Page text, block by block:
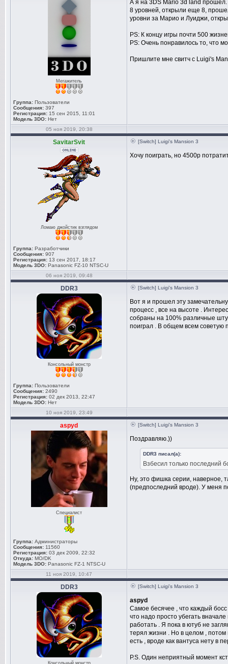
Мегажитель
Группа: Пользователи
Сообщения: 397
Регистрация: 15 сен 2015, 11:01
Модель 3DO: Нет
А я на 3DS Mario 3d land прошел.
8 уровней, открыли еще 8,
уровни за Марио и Луиджи,
PS: К концу игры почти 500
PS: Очень понравилось то, что
Пришлите мне свитч с Luigi's
05 ноя 2019, 20:38
SavitarSvit
Ломаю джойстик взглядом
Группа: Разработчики
Сообщения: 907
Регистрация: 13 сен 2017, 18:17
Модель 3DO: Panasonic FZ-10 NTSC-U
[Switch] Luigi's Mansion 3
Хочу поиграть, но 4500р
06 ноя 2019, 09:48
DDR3
Консольный монстр
Группа: Пользователи
Сообщения: 2490
Регистрация: 02 дек 2013, 22:47
Модель 3DO: Нет
[Switch] Luigi's Mansion 3
Вот я и прошел эту
процесс , все на высоте .
собраны на 100% различные
поиграл . В общем всем советую
10 ноя 2019, 23:49
aspyd
Специалист
Группа: Администраторы
Сообщения: 11560
Регистрация: 03 дек 2009, 22:32
Откуда: MO/DK
Модель 3DO: Panasonic FZ-1 NTSC-U
[Switch] Luigi's Mansion 3
Поздравляю.))
DDR3 писал(а):
Взбесил только последний
Ну, это фишка серии, наверное,
(предпоследний вроде). У меня
11 ноя 2019, 10:47
DDR3
Консольный монстр
[Switch] Luigi's Mansion 3
aspyd
Самое бесячее , что каждый босс
что надо просто убегать
работать . Я пока в ютуб не
терял жизни . Но в целом , потом
есть , вроде как вантуса нету в
P.S. Один неприятный момент